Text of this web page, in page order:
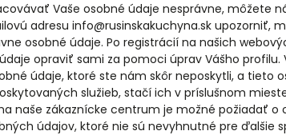
Vaše osobné údaje nesprávne, môžete
adresu info@rusinskakuchyna.sk upozorniť,
osobné údaje. Po registrácií na našich
opraviť sami za pomoci úprav Vášho profilu.
údaje, ktoré ste nám skôr neposkytli, a tieto
služieb, stačí ich v príslušnom
naše zákaznícke centrum je možné požiadať o
údajov, ktoré nie sú nevyhnutné pre ďalšie